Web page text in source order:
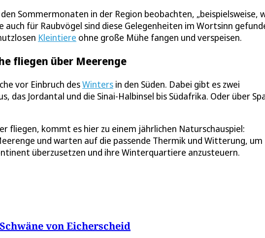
Sommermonaten in der Region beobachten, „beispielsweise,
auch für Raubvögel sind diese Gelegenheiten im Wortsinn
Kleintiere ohne große Mühe fangen und verspeisen.
fliegen über Meerenge
vor Einbruch desWinters in den Süden. Dabei gibt es zwei
das Jordantal und die Sinai-Halbinsel bis Südafrika. Oder über
fliegen, kommt es hier zu einem jährlichen Naturschauspiel:
und warten auf die passende Thermik und Witterung, um
überzusetzen und ihre Winterquartiere anzusteuern.
von Eicherscheid